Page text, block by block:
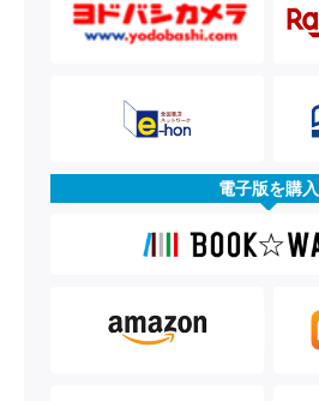
電子版を購入